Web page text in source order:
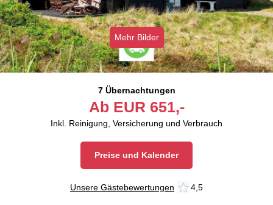
Mehr Bilder
7 Übernachtungen
Ab EUR 651,-
Inkl. Reinigung, Versicherung und Verbrauch
Preise und Kalender
Unsere Gästebewertungen 4,5